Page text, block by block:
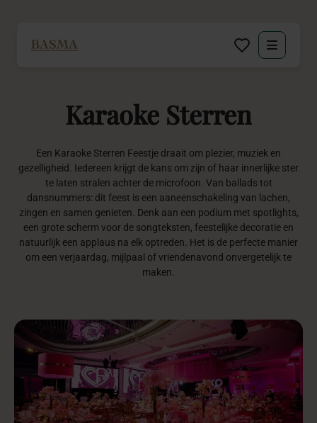
Zakelijk
Decoratie huren
Inspiratie
Over BASMA
Karaoke Sterren
Een Karaoke Sterren Feestje draait om plezier, muziek en
gezelligheid. Iedereen krijgt de kans om zijn of haar innerlijke ster
te laten stralen achter de microfoon. Van ballads tot
dansnummers: dit feest is een aaneenschakeling van lachen,
zingen en samen genieten. Denk aan een podium met spotlights,
een grote scherm voor de songteksten, feestelijke decoratie en
natuurlijk een applaus na elk optreden. Het is de perfecte manier
om een verjaardag, mijlpaal of vriendenavond onvergetelijk te
maken.